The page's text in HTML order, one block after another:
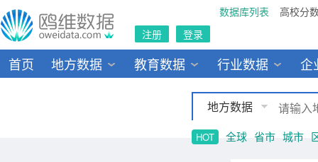
数据库列表
高校分
注册
登录
首页 地方数据 教育数据 行业数据 企
地方数据
HOT 全球 省市 城市